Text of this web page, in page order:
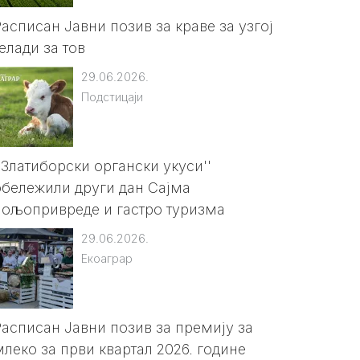
Jавни позив за краве за узгој
за тов
29.06.2026.
Подстицаји
органски укуси''
други дан Сајма
и гастро туризма
29.06.2026.
Екоаграр
Јавни позив за премију за
за први квартал 2026. године